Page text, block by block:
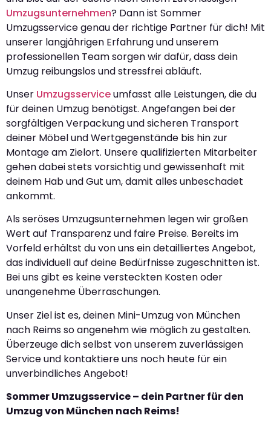
Umzugsunternehmen? Dann ist Sommer
Umzugsservice genau der richtige Partner für dich! Mit
unserer langjährigen Erfahrung und unserem
professionellen Team sorgen wir dafür, dass dein
Umzug reibungslos und stressfrei abläuft.
Unser Umzugsserviceumfasst alle Leistungen, die du
für deinen Umzug benötigst. Angefangen bei der
sorgfältigen Verpackung und sicheren Transport
deiner Möbel und Wertgegenstände bis hin zur
Montage am Zielort. Unsere qualifizierten Mitarbeiter
gehen dabei stets vorsichtig und gewissenhaft mit
deinem Hab und Gut um, damit alles unbeschadet
ankommt.
Als seröses Umzugsunternehmen legen wir großen
Wert auf Transparenz und faire Preise. Bereits im
Vorfeld erhältst du von uns ein detailliertes Angebot,
das individuell auf deine Bedürfnisse zugeschnitten ist.
Bei uns gibt es keine versteckten Kosten oder
unangenehme Überraschungen.
Unser Ziel ist es, deinen Mini-Umzug von München
nach Reims so angenehm wie möglich zu gestalten.
Überzeuge dich selbst von unserem zuverlässigen
Service und kontaktiere uns noch heute für ein
unverbindliches Angebot!
Sommer Umzugsservice – dein Partner für den
Umzug von München nach Reims!